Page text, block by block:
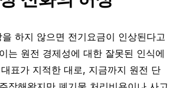
하지 않으면 전기요금이 인상된다고
는 원전 경제성에 대한 잘못된 인식에
표가 지적한 대로, 지금까지 원전 단